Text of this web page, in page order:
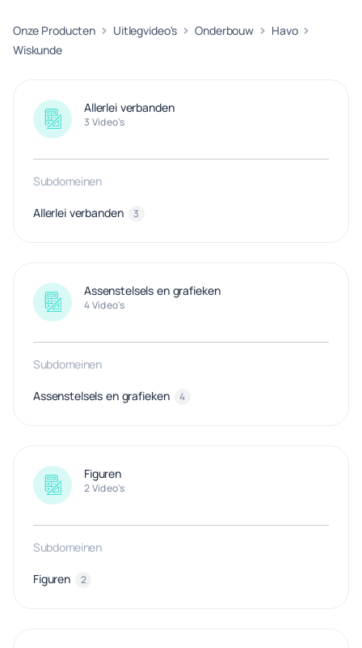
Onze Producten Uitlegvideo's Onderbouw
Havo
Wiskunde
Allerlei verbanden
3 Video's
Subdomeinen
Allerlei verbanden 3
Assenstelsels en grafieken
4 Video's
Subdomeinen
Assenstelsels en grafieken 4
Figuren
2 Video's
Subdomeinen
Figuren 2